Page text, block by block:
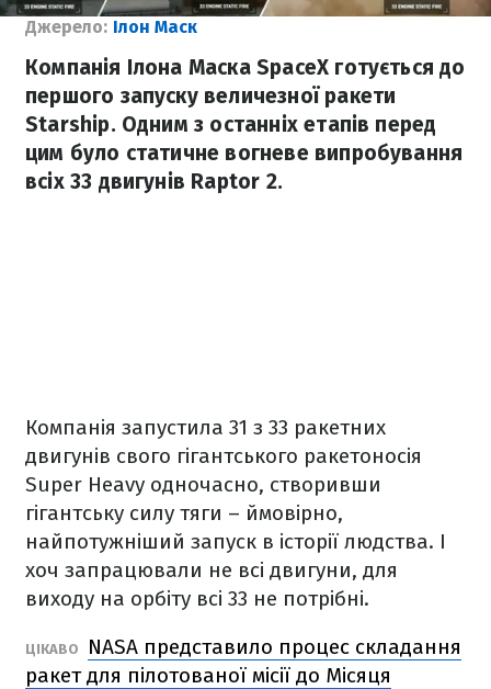
Джерело: Ілон Маск
Компанія Ілона Маска SpaceX готується до
першого запуску величезної ракети
Starship. Одним з останніх етапів перед
цим було статичне вогневе випробування
всіх 33 двигунів Raptor 2.
Компанія запустила 31 з 33 ракетних
двигунів свого гігантського ракетоносія
Super Heavy одночасно, створивши
гігантську силу тяги – ймовірно,
найпотужніший запуск в історії людства. І
хоч запрацювали не всі двигуни, для
виходу на орбіту всі 33 не потрібні.
ЦІКАВО
NASA представило процес складання
ракет для пілотованої місії до Місяця